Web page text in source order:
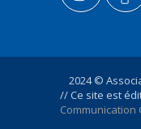
2024 ©
// Ce site est
Communication